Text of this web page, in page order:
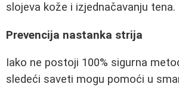
slojeva kože i izjednačavanju tena.
Prevencija nastanka strija
Iako ne postoji 100% sigurna
sledeći saveti mogu pomoći u